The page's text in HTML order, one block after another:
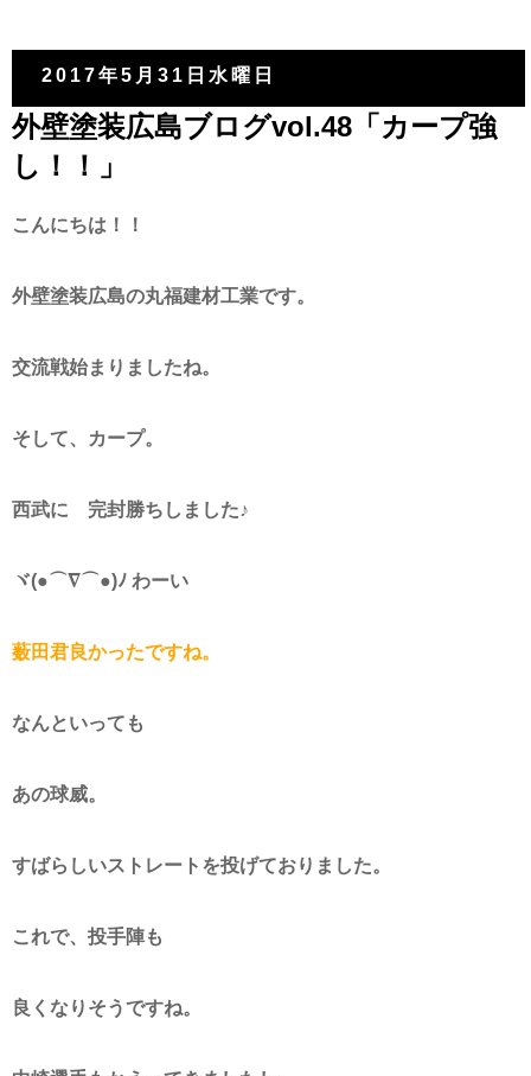
2017年5月31日水曜日
外壁塗装広島ブログvol.48「カープ強
し！！」
こんにちは！！
外壁塗装広島の丸福建材工業です。
交流戦始まりましたね。
そして、カープ。
西武に 完封勝ちしました♪
ヾ(●⌒∇⌒●)ﾉ わーい
薮田君良かったですね。
なんといっても
あの球威。
すばらしいストレートを投げておりました。
これで、投手陣も
良くなりそうですね。